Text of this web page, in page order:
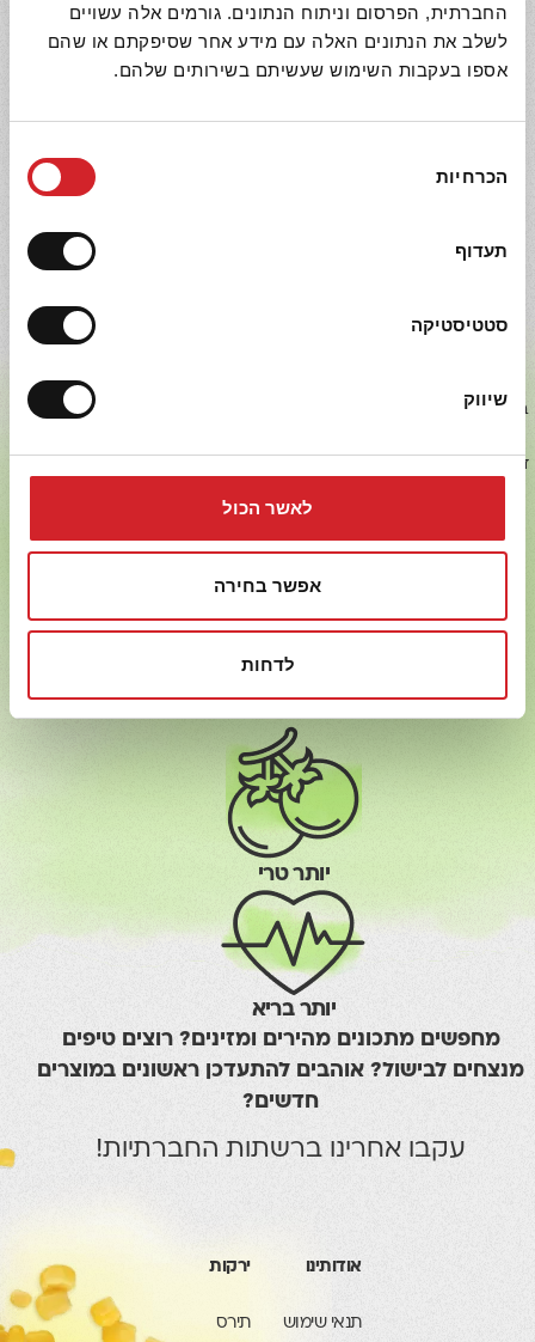
החברתית, הפרסום וניתוח הנתונים. גורמים אלה עשויים
לשלב את הנתונים האלה עם מידע אחר שסיפקתם או שהם
אספו בעקבות השימוש שעשיתם בשירותים שלהם.
הסכמה
הכרחיות
תעדוף
סטטיסטיקה
שיווק
לאשר הכול
אפשר בחירה
לדחות
שייק מנגו, תרד וקייל
בכל מוצרי יכין הושקעו משאבים ומאמצים רבים ונעשה שימוש
בטכנולוגיות חדישות, על מנת להציבם ברף האיכות הגבוה ביותר בשוק
דרכנו, ומתוך תפיסה זו אנו מחויבים לפעול למען שיפור מתמיד באיכות
יותר בריא
יותר טרי
מחפשים מתכונים מהירים ומזינים? רוצים טיפים
מנצחים לבישול? אוהבים להתעדכן ראשונים במוצרים
חדשים?
עקבו אחרינו ברשתות החברתיות!
אודותינו
תנאי שימוש
ירקות
תירס